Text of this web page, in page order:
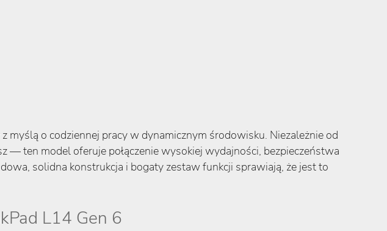
o codziennej pracy w dynamicznym środowisku. Niezależnie od
— ten model oferuje połączenie wysokiej wydajności, bezpieczeństwa
solidna konstrukcja i bogaty zestaw funkcji sprawiają, że jest to
L14 Gen 6